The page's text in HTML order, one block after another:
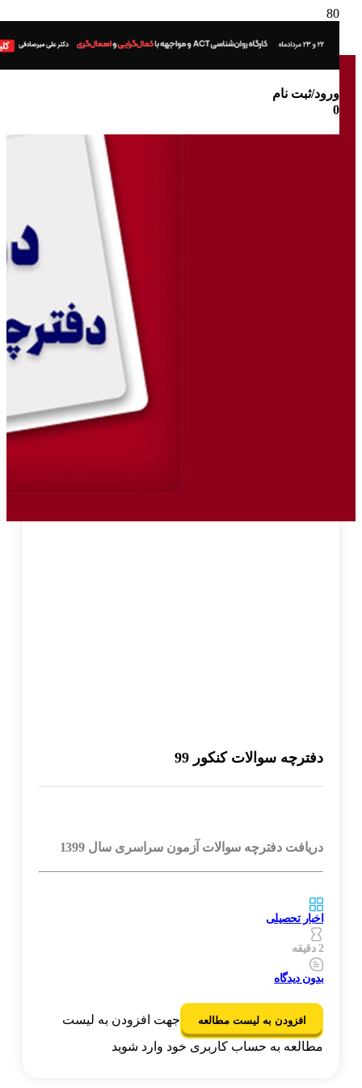
ورود/ثبت نام
دفترچه سوالات کنکور 99
دریافت دفترچه سوالات آزمون سراسری سال 1399
اخبار تحصیلی
بدون دیدگاه
افزودن به لیست مطالعه
جهت افزودن به لیست
مطالعه به حساب کاربری خود وارد شوید